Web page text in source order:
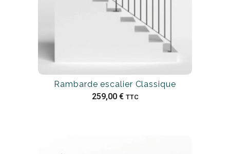
Rambarde escalier Classique
259,00 € TTC